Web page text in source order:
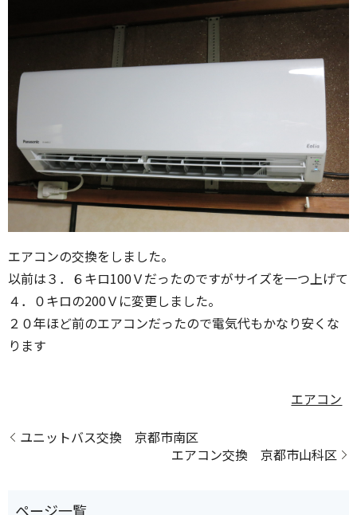
エアコンの交換をしました。
以前は３．６キロ100Ｖだったのですがサイズを一つ上げて
４．０キロの200Ｖに変更しました。
２０年ほど前のエアコンだったので電気代もかなり安くな
ります
エアコン
ユニットバス交換 京都市南区
エアコン交換 京都市山科区